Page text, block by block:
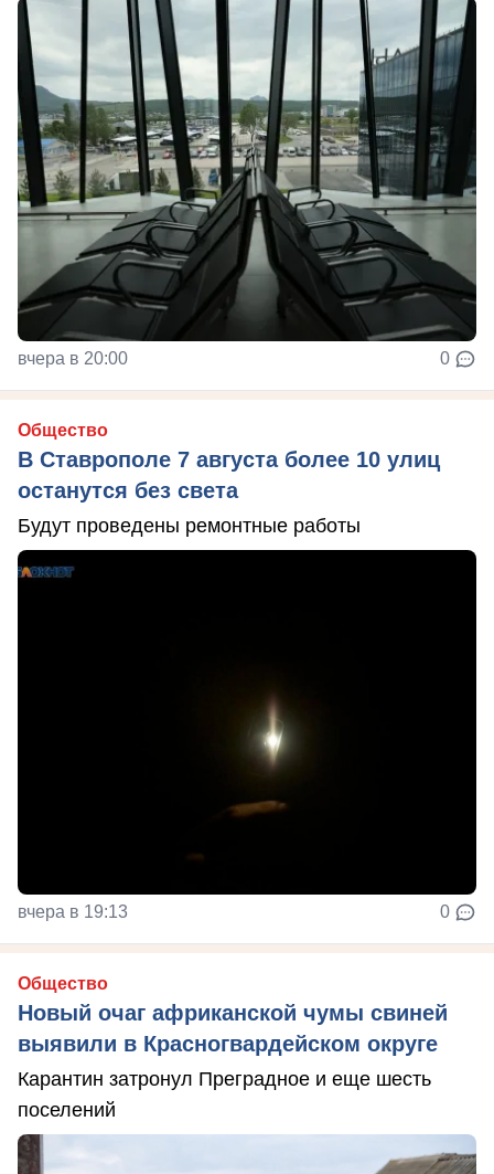
вчера в 20:00 0
Общество
В Ставрополе 7 августа более 10 улиц
останутся без света
Будут проведены ремонтные работы
вчера в 19:13 0
Общество
Новый очаг африканской чумы свиней
выявили в Красногвардейском округе
Карантин затронул Преградное и еще шесть
поселений